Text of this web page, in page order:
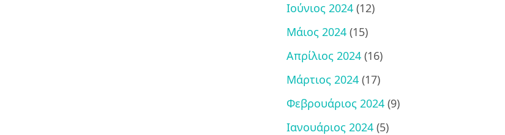
Ιούνιος 2024 (12)
Μάιος 2024 (15)
Απρίλιος 2024 (16)
Μάρτιος 2024 (17)
Φεβρουάριος 2024 (9)
Ιανουάριος 2024 (5)